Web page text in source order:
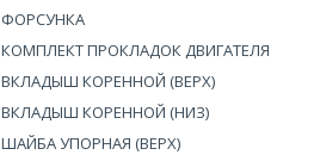
ФОРСУНКА
КОМПЛЕКТ ПРОКЛАДОК ДВИГАТЕЛЯ
ВКЛАДЫШ КОРЕННОЙ (ВЕРХ)
ВКЛАДЫШ КОРЕННОЙ (НИЗ)
ШАЙБА УПОРНАЯ (ВЕРХ)